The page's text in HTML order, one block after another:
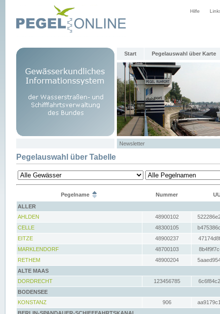
Hilfe
Start Pegelauswahl über Karte
Newsletter
Pegelauswahl über Tabelle
Pegelname Nummer
ALLER
AHLDEN
48900102
CELLE
48300105
EITZE
48900237
MARKLENDORF
48700103
RETHEM
48900204
ALTE MAAS
DORDRECHT
123456785
BODENSEE
KONSTANZ
906